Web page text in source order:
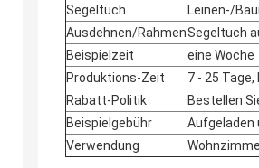
Segeltuch
Leinen-/
Ausdehnen/RahmenSegeltuch
Beispielzeit
eine Woche
Produktions-Zeit
7 - 25
Rabatt-Politik
Bestellen
Beispielgebühr
Aufgeladen
Verwendung